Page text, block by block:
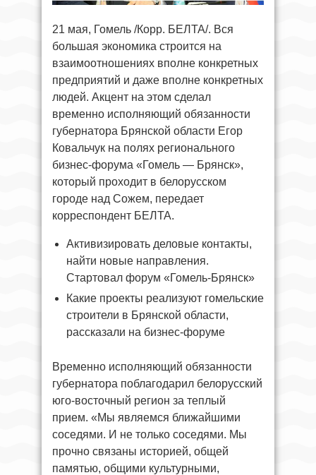
21 мая, Гомель /Корр. БЕЛТА/. Вся
большая экономика строится на
взаимоотношениях вполне конкретных
предприятий и даже вполне конкретных
людей. Акцент на этом сделал
временно исполняющий обязанности
губернатора Брянской области Егор
Ковальчук на полях регионального
бизнес-форума «Гомель — Брянск»,
который проходит в белорусском
городе над Сожем, передает
корреспондент БЕЛТА.
Активизировать деловые контакты,
найти новые направления.
Стартовал форум «Гомель-Брянск»
Какие проекты реализуют гомельские
строители в Брянской области,
рассказали на бизнес-форуме
Временно исполняющий обязанности
губернатора поблагодарил белорусский
юго-восточный регион за теплый
прием. «Мы являемся ближайшими
соседями. И не только соседями. Мы
прочно связаны историей, общей
памятью, общими культурными,